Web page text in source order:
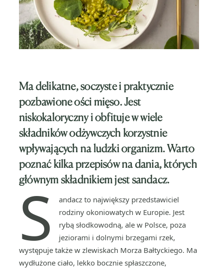
Ma delikatne, soczyste i praktycznie
pozbawione ości mięso. Jest
niskokaloryczny i obfituje w wiele
składników odżywczych korzystnie
wpływających na ludzki organizm. Warto
poznać kilka przepisów na dania, których
głównym składnikiem jest sandacz.
S
andacz to największy przedstawiciel
rodziny okoniowatych w Europie. Jest
rybą słodkowodną, ale w Polsce, poza
jeziorami i dolnymi brzegami rzek,
występuje także w zlewiskach Morza Bałtyckiego. Ma
wydłużone ciało, lekko bocznie spłaszczone,